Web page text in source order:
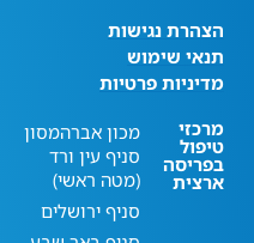
הצהרת נגישות
תנאי שימוש
מדיניות פרטיות
מרכזי
טיפול
בפריסה
ארצית
מכון אברהמסון
סניף עין ורד
(מטה ראשי)
סניף ירושלים